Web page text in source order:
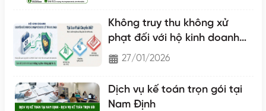
Không truy thu không xử
phạt đối với hộ kinh doanh
chuyển lên hộ khoán
27/01/2026
Dịch vụ kế toán trọn gói tại
Nam Định